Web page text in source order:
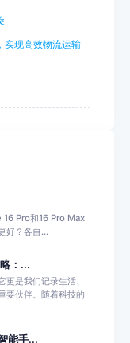
实现高效物流运输
16 Pro和16 Pro Max
好？各自...
：...
是我们记录生活、
要伙伴。随着科技的
能手...